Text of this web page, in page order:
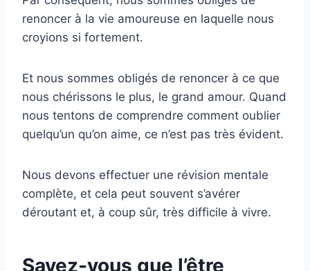
renoncer à la vie amoureuse en laquelle nous
croyions si fortement.
Et nous sommes obligés de renoncer à ce que
nous chérissons le plus, le grand amour. Quand
nous tentons de comprendre comment oublier
quelqu’un qu’on aime, ce n’est pas très évident.
Nous devons effectuer une révision mentale
complète, et cela peut souvent s’avérer
déroutant et, à coup sûr, très difficile à vivre.
Savez-vous que l’être